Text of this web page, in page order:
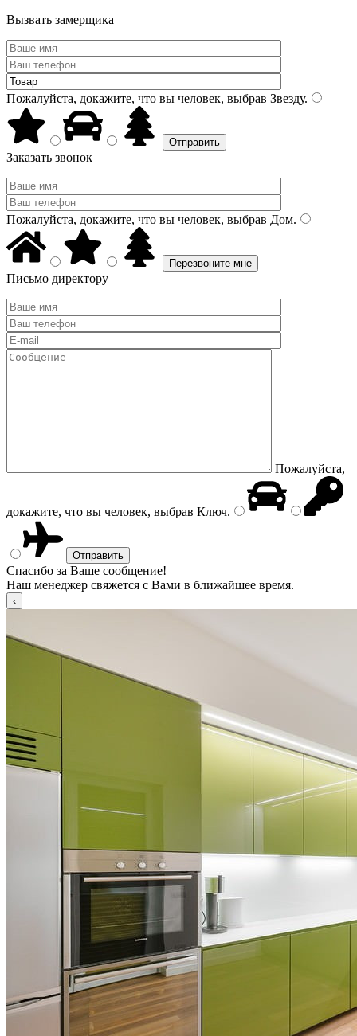
Вызвать замерщика
Пожалуйста, докажите, что вы человек, выбрав Звезду.
Заказать звонок
Пожалуйста, докажите, что вы человек, выбрав Дом.
Письмо директору
Пожалуйста,
докажите, что вы человек, выбрав Ключ.
Спасибо за Ваше сообщение!
Наш менеджер свяжется с Вами в ближайшее время.